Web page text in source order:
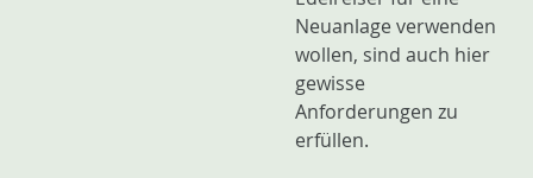
Neuanlage verwenden
wollen, sind auch hier
gewisse
Anforderungen zu
erfüllen.